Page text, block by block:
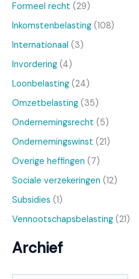
Formeel recht (29)
Inkomstenbelasting (108)
Internationaal (3)
Invordering (4)
Loonbelasting (24)
Omzetbelasting (35)
Ondernemingsrecht (5)
Ondernemingswinst (21)
Overige heffingen (7)
Sociale verzekeringen (12)
Subsidies (1)
Vennootschapsbelasting (21)
Archief